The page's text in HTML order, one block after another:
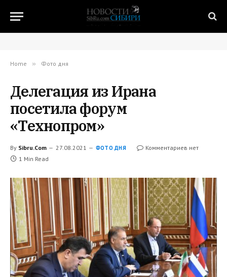
Home » Фото дня
Делегация из Ирана
посетила форум
«Технопром»
By Sibru.Com 27.08.2021 ФОТО ДНЯ
Комментариев нет
1 Min Read